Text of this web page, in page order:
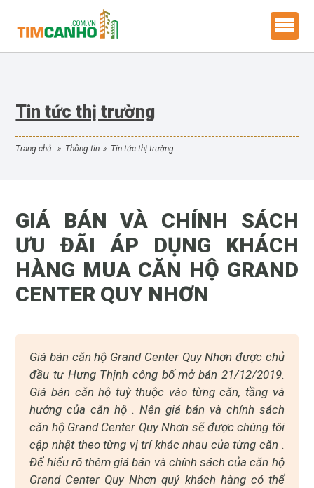
Tin tức thị trường
trang chủ » thông tin » tin tức thị trường
GIÁ BÁN VÀ CHÍNH SÁCH
ƯU ĐÃI ÁP DỤNG KHÁCH
HÀNG MUA CĂN HỘ GRAND
CENTER QUY NHƠN
Giá bán căn hộ Grand Center Quy Nhơn được chủ
đầu tư Hưng Thịnh công bố mở bán 21/12/2019.
Giá bán căn hộ tuỳ thuộc vào từng căn, tầng và
hướng của căn hộ . Nên giá bán và chính sách
căn hộ Grand Center Quy Nhơn sẽ được chúng tôi
cập nhật theo từng vị trí khác nhau của từng căn .
Để hiểu rõ thêm giá bán và chính sách của căn hộ
Grand Center Quy Nhơn quý khách hàng có thể